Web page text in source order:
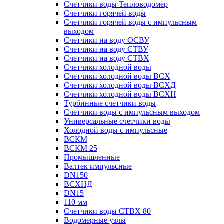
Счетчики воды Тепловодомер
Счетчики горячей воды
Счетчики горячей воды с импульсным
выходом
Счетчики на воду ОСВУ
Счетчики на воду СТВУ
Счетчики на воду СТВХ
Счетчики холодной воды
Счетчики холодной воды ВСХ
Счетчики холодной воды ВСХД
Счетчики холодной воды ВСХН
Турбинные счетчики воды
Счетчики воды с импульсным выходом
Универсальные счетчики воды
Холодной воды с импульсные
ВСКМ
ВСКМ 25
Промышленные
Валтек импульсные
DN150
ВСХНД
DN15
110 мм
Счетчики воды СТВХ 80
Водомерные узлы